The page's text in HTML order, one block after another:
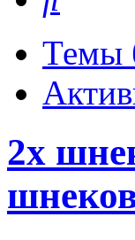
Темы
2х